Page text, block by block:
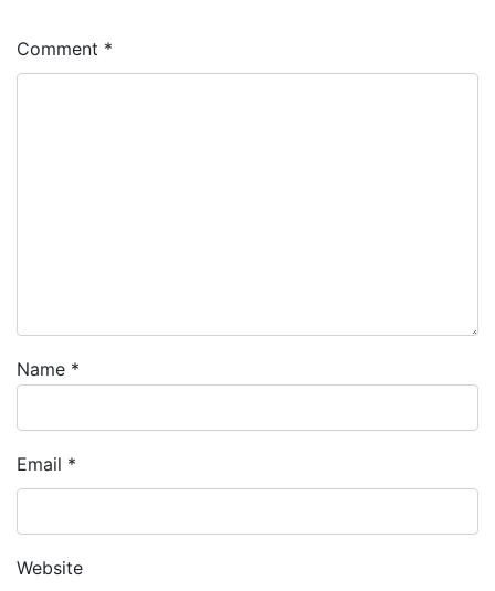
Comment *
Name *
Email *
Website